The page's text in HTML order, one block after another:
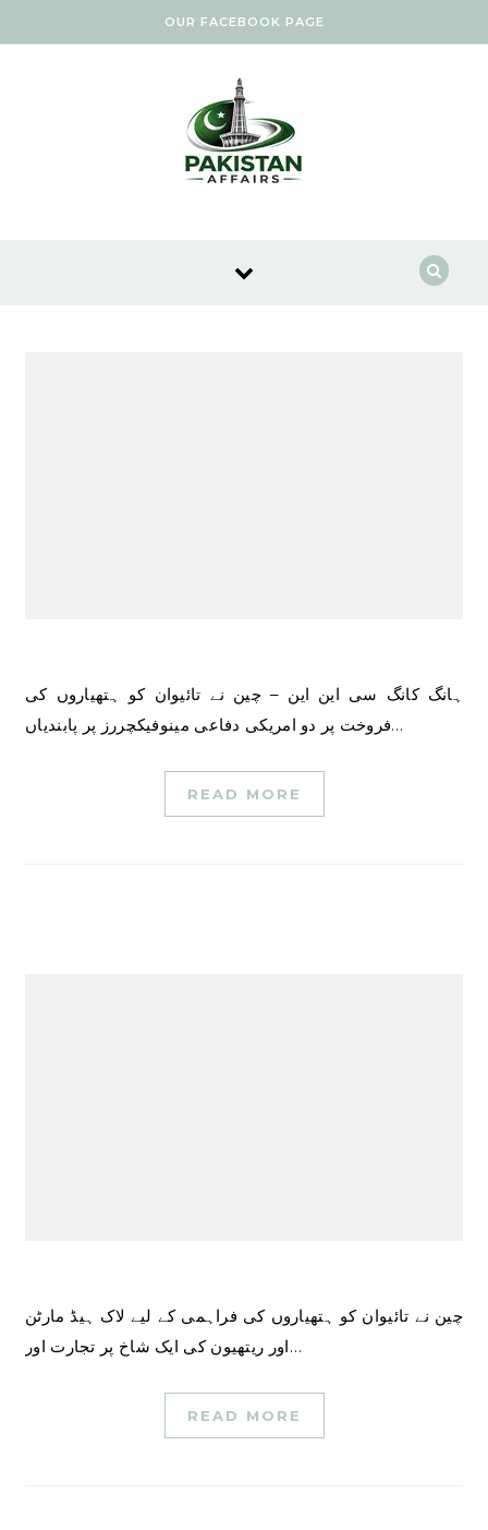
OUR FACEBOOK PAGE
ہانگ کانگ سی این این – چین نے تائیوان کو ہتھیاروں کی
فروخت پر دو امریکی دفاعی مینوفیکچررز پر پابندیاں…
READ MORE
چین نے تائیوان کو ہتھیاروں کی فراہمی کے لیے لاک ہیڈ مارٹن
اور ریتھیون کی ایک شاخ پر تجارت اور…
READ MORE